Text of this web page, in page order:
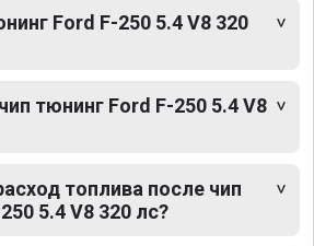
Ford F-250 5.4 V8 320
тюнинг Ford F-250 5.4 V8
топлива после чип
5.4 V8 320 лс?